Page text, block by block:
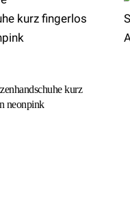
kurz
neonpink